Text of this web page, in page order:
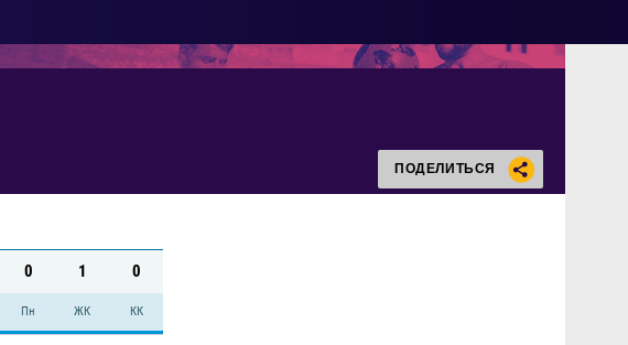
ПОДЕЛИТЬСЯ
0 1 0
Пн ЖК КК